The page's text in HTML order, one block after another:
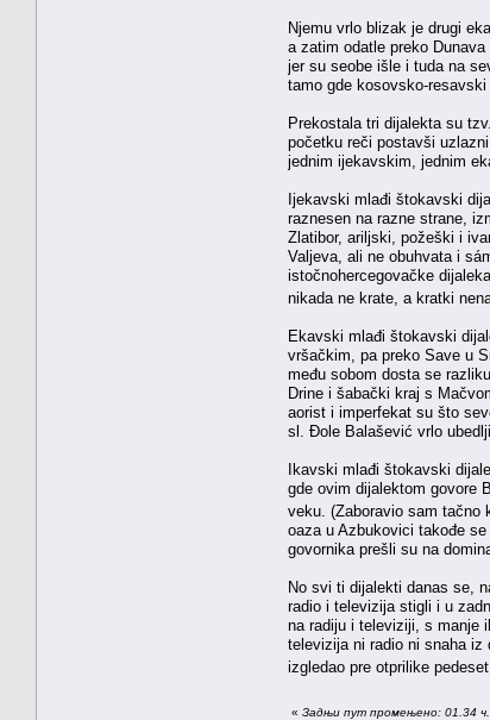
Njemu vrlo blizak je drugi
a zatim odatle preko
jer su seobe išle i tuda na
tamo gde kosovsko-
Prekostala tri dijalekta su
početku reči postavši
jednim ijekavskim, jednim
Ijekavski mlađi štokavski
raznesen na razne strane,
Zlatibor, ariljski, požeški i
Valjeva, ali ne obuhvata i
istočnohercegovačke
nikada ne krate, a kratki
Ekavski mlađi štokavski
vršačkim, pa preko Save u
među sobom dosta se
Drine i šabački kraj s
aorist i imperfekat su što
sl. Đole Balašević vrlo
Ikavski mlađi štokavski
gde ovim dijalektom govore
veku. (Zaboravio sam tačno
oaza u Azbukovici takođe
govornika prešli su na
No svi ti dijalekti danas se,
radio i televizija stigli i u
na radiju i televiziji, s manje
televizija ni radio ni snaha iz
izgledao pre otprilike
« Задњи пут промењено: 01.34